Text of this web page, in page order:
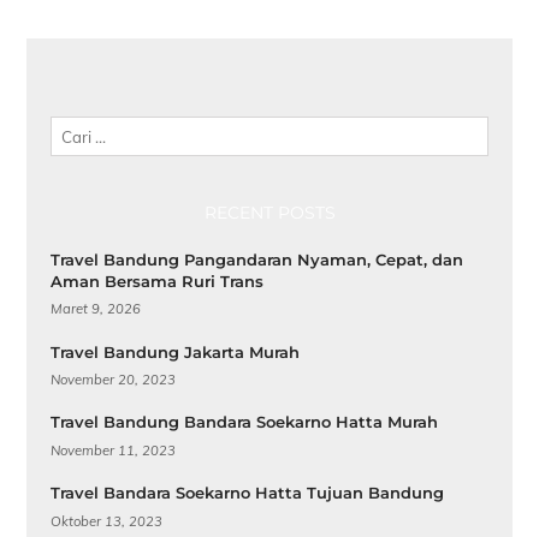
Travel Bandung Pangandaran Nyaman, Cepat, dan
Aman Bersama Ruri Trans
Maret 9, 2026
Travel Bandung Jakarta Murah
November 20, 2023
Travel Bandung Bandara Soekarno Hatta Murah
November 11, 2023
Travel Bandara Soekarno Hatta Tujuan Bandung
Oktober 13, 2023